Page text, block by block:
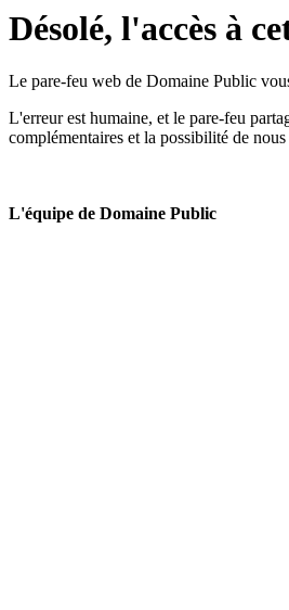
Désolé, l'accès à
Le pare-feu web de Domaine Public
L'erreur est humaine, et le pare-feu
complémentaires et la possibilité de
L'équipe de Domaine Public